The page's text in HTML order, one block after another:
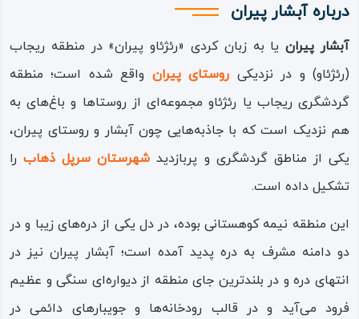
درباره آبشار پیران
آبشار پیرانیا به زبان کردی «ر‌ئژ‌ئاو پیران» در منطقه ریجاب
(رئژ‌ئاو) و در نزدیکی روستای پیران واقع شده است؛ منطقه
گردشگری ریجاب یا رئژ‌ئاو مجموعه‌ای از روستاها و باغ‌های به
هم نزدیک است که با جاذبه‌هایی چون آبشار و روستای پیران،
یکی از مناطق گردشگری و پربازدید شهرستان سرپل ذهابرا
تشکیل داده است.
این منطقه نیمه کوهستانی بوده، در دل یکی از دره‌های زیبا و در
دو دامنه مشرف به دره پدید آمده است؛ آبشار پیران نیز در
انتهای دره و در بلندترین جای منطقه از دیواره‌ای سنگی و عظیم
فرود می‌آید و در قالب رودخانه‌ها و جویبارهای دائمی در